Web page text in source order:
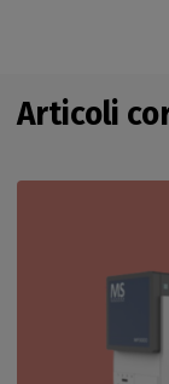
Articoli